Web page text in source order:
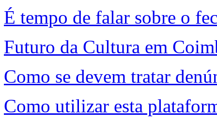
É tempo de falar sobre o
Futuro da Cultura em
Como se devem tratar
Como utilizar esta